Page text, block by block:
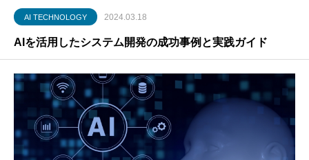
AI TECHNOLOGY 2024.03.18
AIを活用したシステム開発の成功事例と実践ガイド